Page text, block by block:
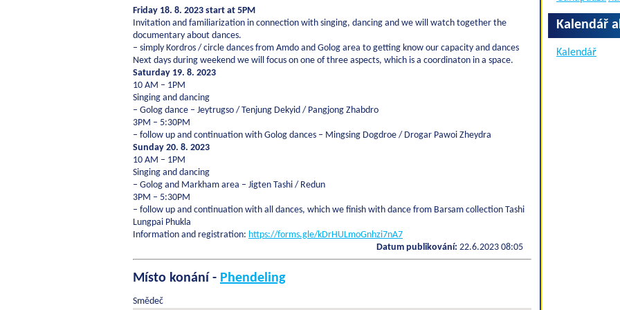
Friday 18. 8. 2023 start at 5PM
Invitation and familiarization in connection with singing, dancing and we will watch together the
documentary about dances.
– simply Kordros / circle dances from Amdo and Golog area to getting know our capacity and dances
Next days during weekend we will focus on one of three aspects, which is a coordinaton in a space.
Saturday 19. 8. 2023
10 AM – 1PM
Singing and dancing
– Golog dance – Jeytrugso / Tenjung Dekyid / Pangjong Zhabdro
3PM – 5:30PM
– follow up and continuation with Golog dances – Mingsing Dogdroe / Drogar Pawoi Zheydra
Sunday 20. 8. 2023
10 AM – 1PM
Singing and dancing
– Golog and Markham area – Jigten Tashi / Redun
3PM – 5:30PM
– follow up and continuation with all dances, which we finish with dance from Barsam collection Tashi
Lungpai Phukla
Information and registration: https://forms.gle/kDrHULmoGnhzi7nA7
Datum publikování: 22.6.2023 08:05
Místo konání - Phendeling
Smědeč
Kalendář
Kalendář